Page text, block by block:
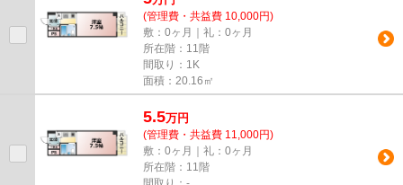
(管理費・共益費 10,000円)
敷：0ヶ月｜礼：0ヶ月
所在階：11階
間取り：1K
面積：20.16㎡
5.5万円
(管理費・共益費 11,000円)
敷：0ヶ月｜礼：0ヶ月
所在階：11階